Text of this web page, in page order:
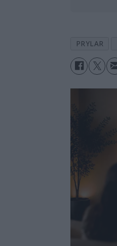
PRYLAR